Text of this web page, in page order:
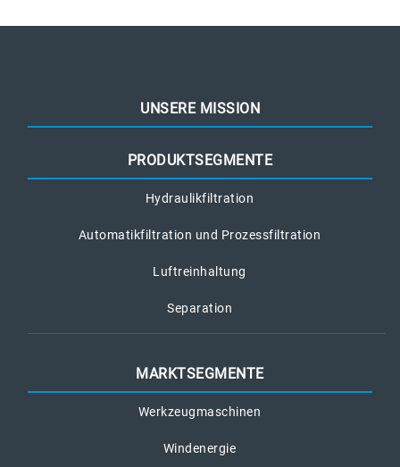
UNSERE MISSION
PRODUKTSEGMENTE
Hydraulikfiltration
Automatikfiltration und Prozessfiltration
Luftreinhaltung
Separation
MARKTSEGMENTE
Werkzeugmaschinen
Windenergie